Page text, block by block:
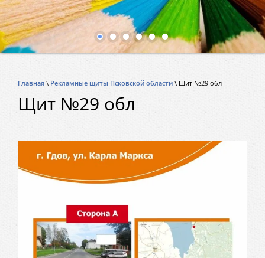
Главная \ Рекламные щиты Псковской области \ Щит №29 обл
Щит №29 обл